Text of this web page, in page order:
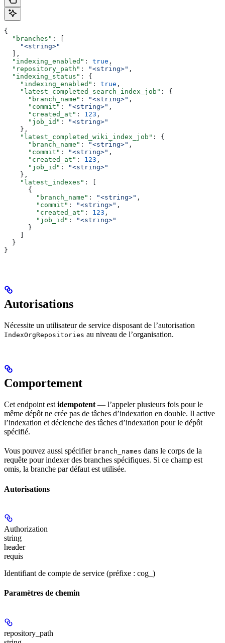
{
  "branches"
: [
    "<string>"
  ],
  "indexing_enabled"
: true ,
  "repository_path"
: "<string>" ,
  "indexing_status"
: {
    "indexing_enabled"
: true ,
    "latest_completed_search_index_job"
: {
      "branch_name"
: "<string>" ,
      "commit"
: "<string>" ,
      "created_at"
: 123 ,
      "job_id"
:
"<string>"
    },
    "latest_completed_wiki_index_job"
: {
      "branch_name"
: "<string>" ,
      "commit"
: "<string>" ,
      "created_at"
: 123 ,
      "job_id"
:
"<string>"
    },
    "latest_indexes"
: [
      {
        "branch_name"
: "<string>" ,
        "commit"
: "<string>" ,
        "created_at"
: 123 ,
        "job_id"
:
"<string>"
      }
    ]
  }
}
Autorisations
Nécessite un utilisateur de service disposant de l’autorisation
IndexOrgRepositories au niveau de l’organisation.
Comportement
Cet endpoint estidempotent— l’appeler plusieurs fois pour le
même dépôt ne crée pas de tâches d’indexation en double. Il active
l’indexation et déclenche des tâches d’indexation pour le dépôt
spécifié.
Vous pouvez aussi spécifier branch_names dans le corps de la
requête pour indexer des branches spécifiques. Si ce champ est
omis, la branche par défaut est utilisée.
Autorisations
Authorization
string
header
requis
Identifiant de compte de service (préfixe : cog_)
Paramètres de chemin
repository_path